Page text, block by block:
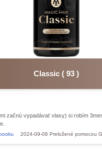
Classic ( 93 )
začnú vypadávať vlasy) si robím
2024-09-08 Preložené pomocou